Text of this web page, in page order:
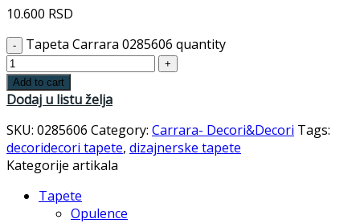
10.600 RSD
Tapeta Carrara 0285606 quantity
Add to cart
Dodaj u listu želja
SKU: 0285606 Category: Carrara- Decori&Decori Tags:
decoridecori tapete, dizajnerske tapete
Kategorije artikala
Tapete
Opulence